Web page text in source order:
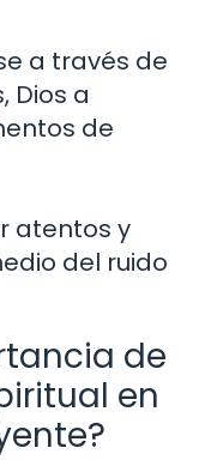
a través de
Dios a
de
atentos y
del ruido
de
en